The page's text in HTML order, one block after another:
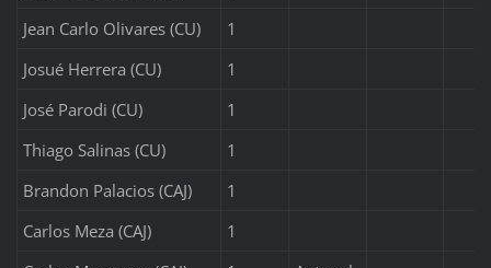
Jean Carlo Olivares (CU)
1
Josué Herrera (CU)
1
José Parodi (CU)
1
Thiago Salinas (CU)
1
Brandon Palacios (CAJ)
1
Carlos Meza (CAJ)
1